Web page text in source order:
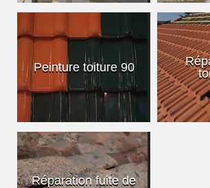
Peinture toiture 90
Réparation fuite de